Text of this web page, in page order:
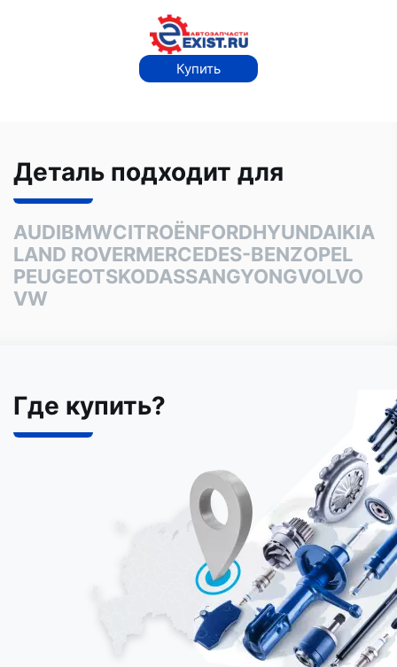
Купить
Деталь подходит для
AUDIBMWCITROËNFORDHYUNDAIKIA
LAND ROVERMERCEDES-BENZOPEL
PEUGEOTSKODASSANGYONGVOLVO
VW
Где купить?